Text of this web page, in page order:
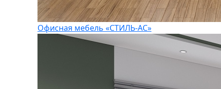
Офисная мебель «СТИЛЬ-АС»